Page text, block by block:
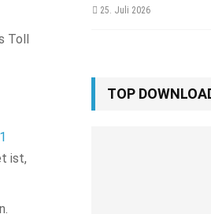
Toll
ist,
25. Juli 2026
TOP